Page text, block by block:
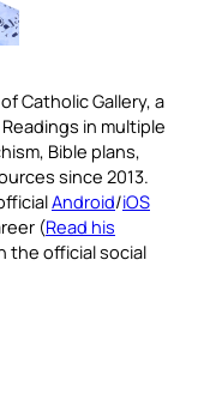
Catholic Gallery, a
in multiple
Bible plans,
since 2013.
Android/iOS
(Read his
the official social